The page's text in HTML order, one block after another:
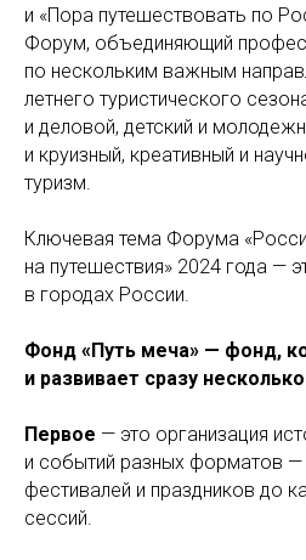
и «Пора путешествовать по
Форум, объединяющий
по нескольким важным
летнего туристического
и деловой, детский и
и круизный, креативный и
туризм.
Ключевая тема Форума
на путешествия» 2024 года —
в городах России.
Фонд «Путь меча» — фонд,
и развивает сразу
Первое — это организация
и событий разных форматов
фестивалей и праздников до
сессий.